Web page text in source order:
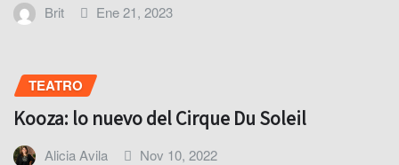
Brit Ene 21, 2023
TEATRO
Kooza: lo nuevo del Cirque Du Soleil
Alicia Avila Nov 10, 2022